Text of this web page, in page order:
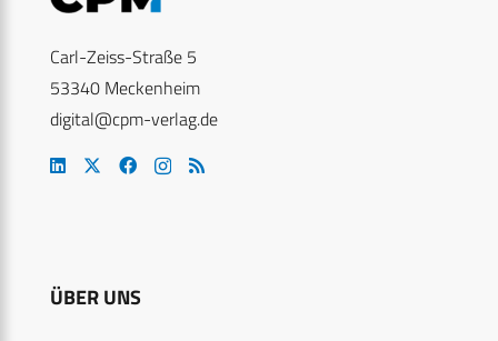
Carl-Zeiss-Straße 5
53340 Meckenheim
digital@cpm-verlag.de
ÜBER UNS